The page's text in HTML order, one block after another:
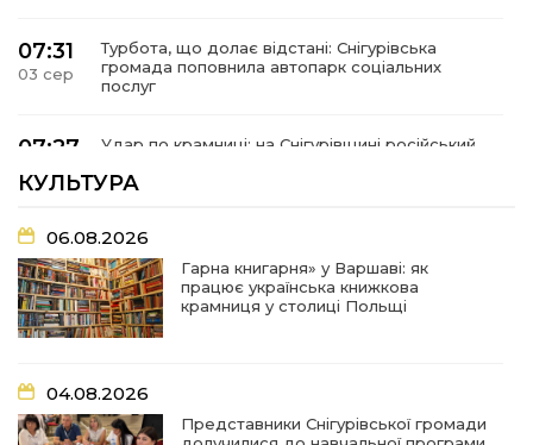
07:31
03 сер
Турбота, що долає відстані: Снігурівська
громада поповнила автопарк соціальних
послуг
07:27
Удар по крамниці: на Снігурівщині російський
19:03
02 сер
Їхнє слово вагоме, бо перевірене власним
життям
18:18
02 сер
Оголошення Про початок формування нового
складу Ради з питань внутрішньо
11:13
Неповнолітні за кермом: у Снігурівській
КУЛЬТУРА
06.08.2026
Гарна книгарня» у Варшаві: як
працює українська книжкова
крамниця у столиці Польщі
04.08.2026
Представники Снігурівської громади